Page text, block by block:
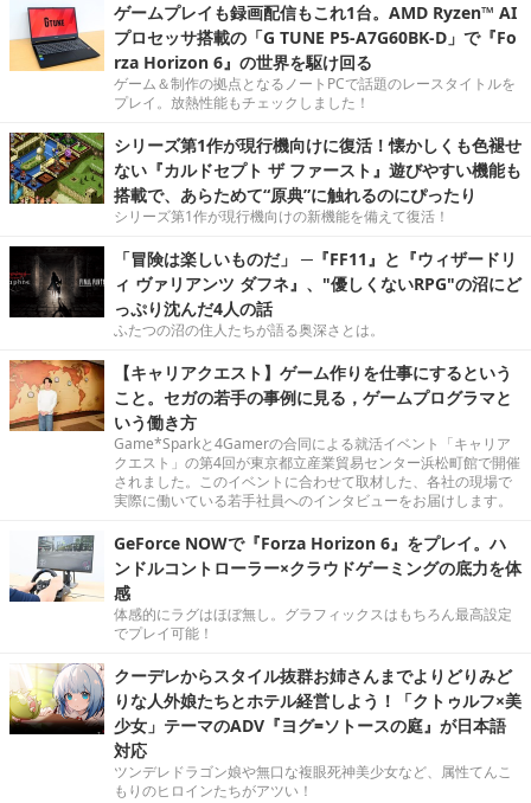
ゲームプレイも録画配信もこれ1台。AMD Ryzen™ AI
プロセッサ搭載の「G TUNE P5-A7G60BK-D」で『Fo
rza Horizon 6』の世界を駆け回る
ゲーム＆制作の拠点となるノートPCで話題のレースタイトルを
プレイ。放熱性能もチェックしました！
シリーズ第1作が現行機向けに復活！懐かしくも色褪せ
ない『カルドセプト ザ ファースト』遊びやすい機能も
搭載で、あらためて“原典”に触れるのにぴったり
シリーズ第1作が現行機向けの新機能を備えて復活！
「冒険は楽しいものだ」 ─『FF11』と『ウィザードリ
ィ ヴァリアンツ ダフネ』、"優しくないRPG"の沼にど
っぷり沈んだ4人の話
ふたつの沼の住人たちが語る奥深さとは。
【キャリアクエスト】ゲーム作りを仕事にするという
こと。セガの若手の事例に見る，ゲームプログラマと
いう働き方
Game*Sparkと4Gamerの合同による就活イベント「キャリア
クエスト」の第4回が東京都立産業貿易センター浜松町館で開催
されました。このイベントに合わせて取材した、各社の現場で
実際に働いている若手社員へのインタビューをお届けします。
GeForce NOWで『Forza Horizon 6』をプレイ。ハ
ンドルコントローラー×クラウドゲーミングの底力を体
感
体感的にラグはほぼ無し。グラフィックスはもちろん最高設定
でプレイ可能！
クーデレからスタイル抜群お姉さんまでよりどりみど
りな人外娘たちとホテル経営しよう！「クトゥルフ×美
少女」テーマのADV『ヨグ=ソトースの庭』が日本語
対応
ツンデレドラゴン娘や無口な複眼死神美少女など、属性てんこ
もりのヒロインたちがアツい！